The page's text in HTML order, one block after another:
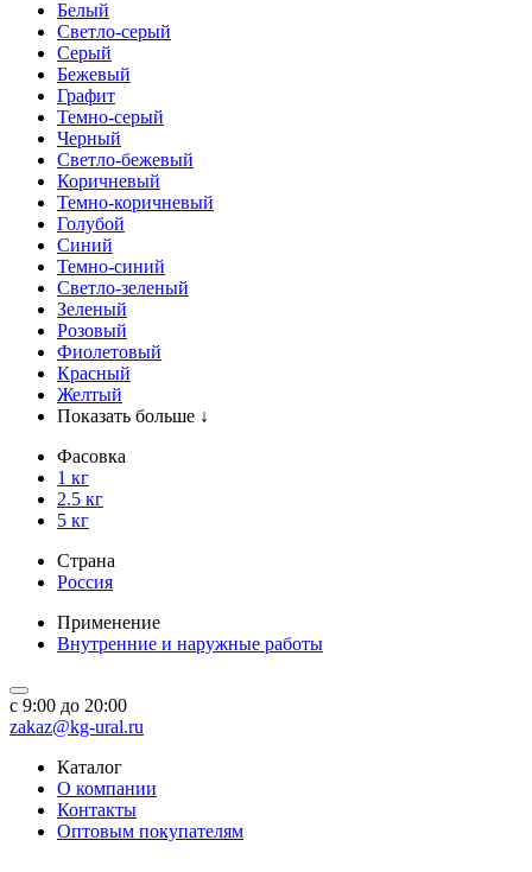
Белый
Светло-серый
Серый
Бежевый
Графит
Темно-серый
Черный
Светло-бежевый
Коричневый
Темно-коричневый
Голубой
Синий
Темно-синий
Светло-зеленый
Зеленый
Розовый
Фиолетовый
Красный
Желтый
Показать больше ↓
Фасовка
1 кг
2.5 кг
5 кг
Страна
Россия
Применение
Внутренние и наружные работы
c 9:00 до 20:00
zakaz@kg-ural.ru
Каталог
О компании
Контакты
Оптовым покупателям